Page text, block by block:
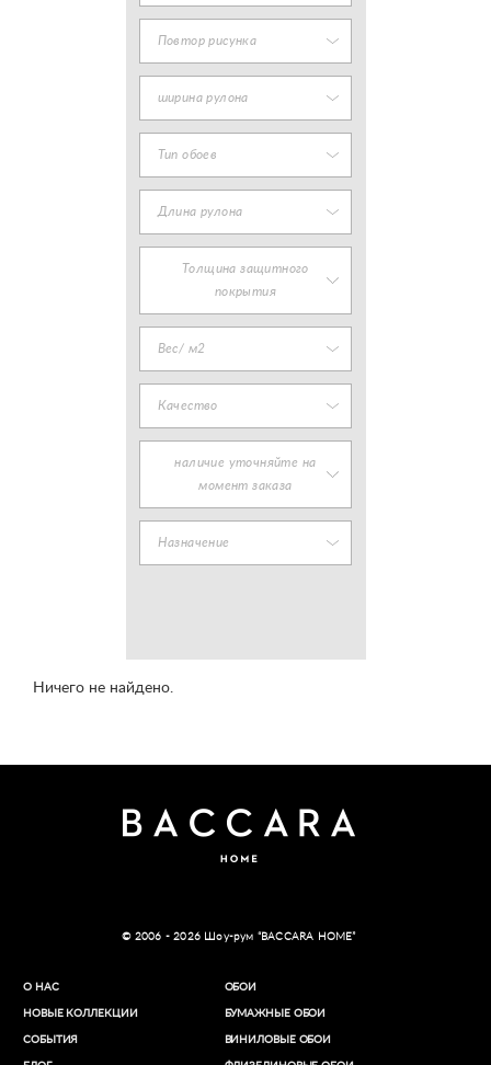
Повтор рисунка
ширина рулона
Тип обоев
Длина рулона
Толщина защитного
покрытия
Вес/ м2
Качество
наличие уточняйте на
момент заказа
Назначение
Ничего не найдено.
© 2006 - 2026 Шоу-рум “BACCARA HOME”
О НАС
НОВЫЕ КОЛЛЕКЦИИ
СОБЫТИЯ
ОБОИ
БУМАЖНЫЕ ОБОИ
ВИНИЛОВЫЕ ОБОИ​